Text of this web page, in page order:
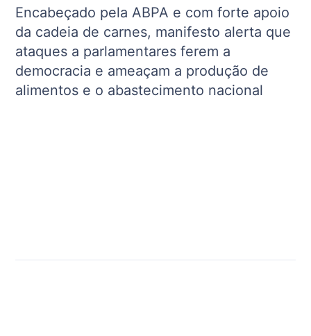
Encabeçado pela ABPA e com forte apoio
da cadeia de carnes, manifesto alerta que
ataques a parlamentares ferem a
democracia e ameaçam a produção de
alimentos e o abastecimento nacional